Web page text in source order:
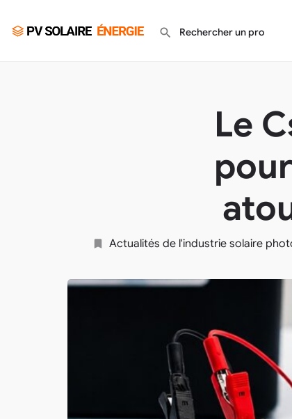
Le
Actualités de l'industrie solaire